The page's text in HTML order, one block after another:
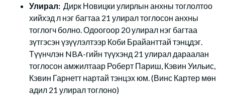
Улирал: Дирк Новицки улирлын анхны тоглолтоо
хийхэд л нэг багтаа 21 улирал тоглосон анхны
тоглогч болно. Одоогоор 20 улирал нэг багтаа
зүтгэсэн үзүүлэлтээр Коби Брайанттай тэнцдэг.
Түүнчлэн NBA-гийн түүхэнд 21 улирал дараалан
тоглосон амжилтаар Роберт Париш, Кэвин Уильис,
Кэвин Гарнетт нартай тэнцэх юм. (Винс Картер мөн
адил 21 улирал тоглоно)